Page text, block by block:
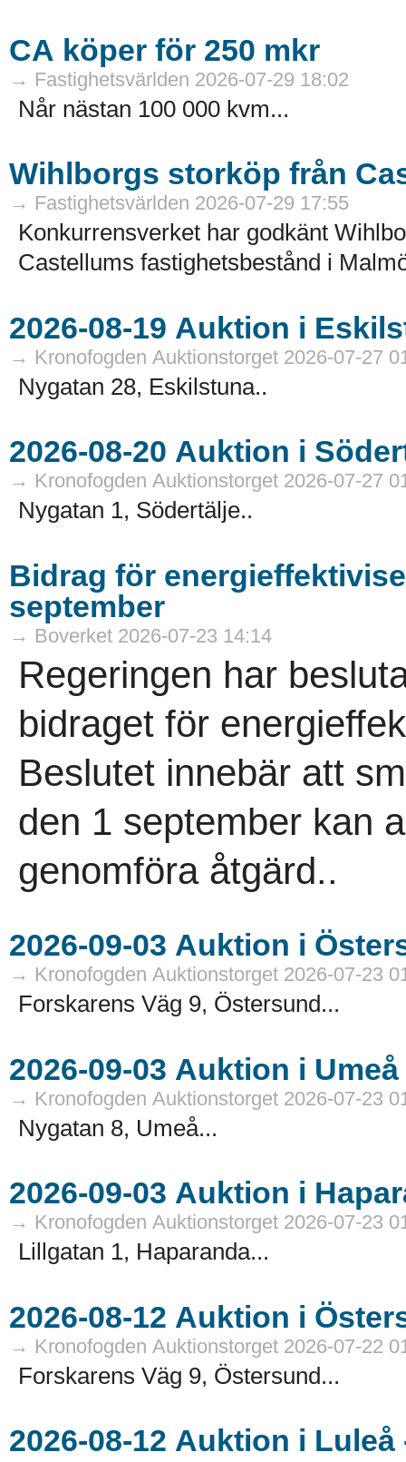
CA köper för 250 mkr
→ Fastighetsvärlden 2026-07-29 18:02
Når nästan 100 000 kvm...
Wihlborgs storköp från
→ Fastighetsvärlden 2026-07-29 17:55
Konkurrensverket har godkänt
Castellums fastighetsbestånd i
→ Kronofogden Auktionstorget 2026-07-27
Nygatan 28, Eskilstuna..
→ Kronofogden Auktionstorget 2026-07-27
Nygatan 1, Södertälje..
Bidrag för
september
→ Boverket 2026-07-23 14:14
Regeringen har
bidraget för
Beslutet innebär att
den 1 september kan
genomföra åtgärd..
→ Kronofogden Auktionstorget 2026-07-23
Forskarens Väg 9, Östersund...
→ Kronofogden Auktionstorget 2026-07-23
Nygatan 8, Umeå...
→ Kronofogden Auktionstorget 2026-07-23
Lillgatan 1, Haparanda...
→ Kronofogden Auktionstorget 2026-07-22
Forskarens Väg 9, Östersund...